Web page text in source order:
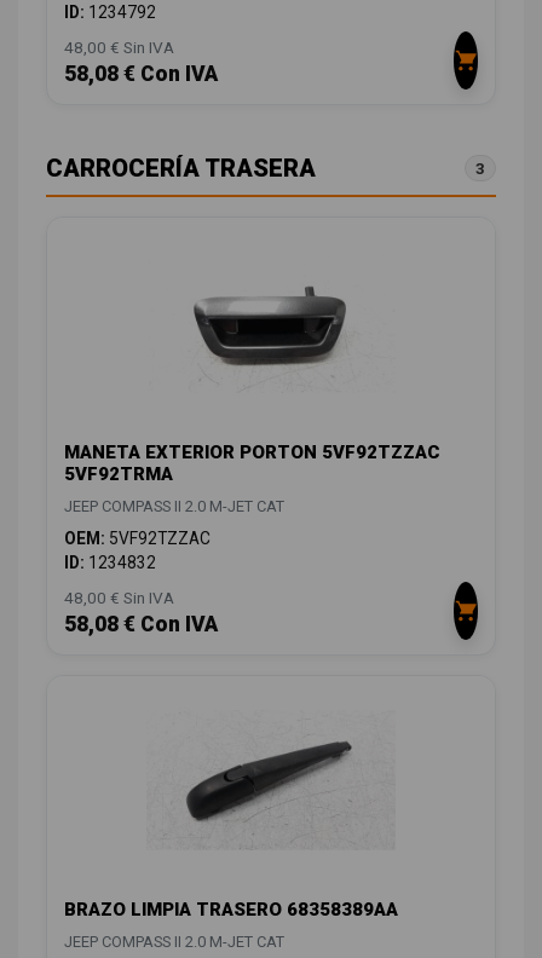
ID: 1234792
48,00 € Sin IVA
58,08 € Con IVA
CARROCERÍA TRASERA 3
MANETA EXTERIOR PORTON 5VF92TZZAC
5VF92TRMA
JEEP COMPASS II 2.0 M-JET CAT
OEM: 5VF92TZZAC
ID: 1234832
48,00 € Sin IVA
58,08 € Con IVA
BRAZO LIMPIA TRASERO 68358389AA
JEEP COMPASS II 2.0 M-JET CAT